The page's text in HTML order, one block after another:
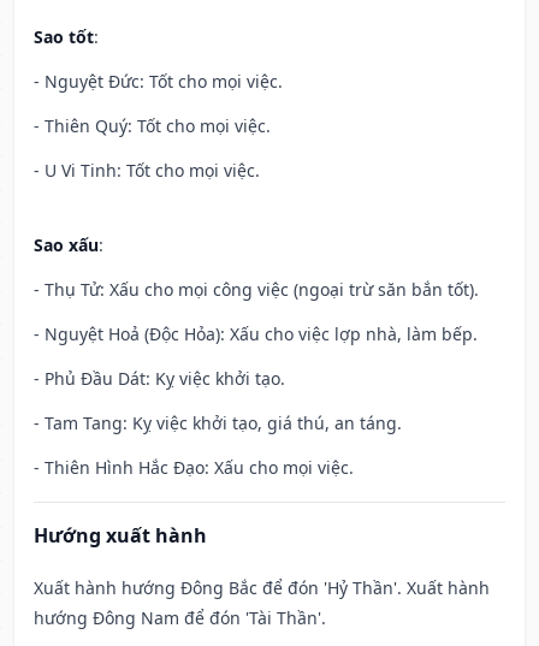
Sao tốt:
- Nguyệt Đức: Tốt cho mọi việc.
- Thiên Quý: Tốt cho mọi việc.
- U Vi Tinh: Tốt cho mọi việc.
Sao xấu:
- Thụ Tử: Xấu cho mọi công việc (ngoại trừ săn bắn tốt).
- Nguyệt Hoả (Độc Hỏa): Xấu cho việc lợp nhà, làm bếp.
- Phủ Đầu Dát: Kỵ việc khởi tạo.
- Tam Tang: Kỵ việc khởi tạo, giá thú, an táng.
- Thiên Hình Hắc Đạo: Xấu cho mọi việc.
Hướng xuất hành
Xuất hành hướng Đông Bắc để đón 'Hỷ Thần'. Xuất hành
hướng Đông Nam để đón 'Tài Thần'.